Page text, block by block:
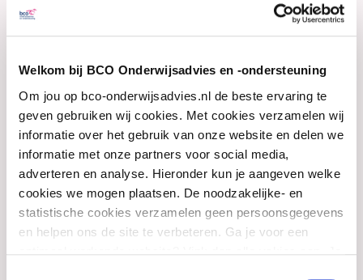
Welkom bij BCO Onderwijsadvies en -ondersteuning
Om jou op bco-onderwijsadvies.nl de beste ervaring te
geven gebruiken wij cookies. Met cookies verzamelen wij
informatie over het gebruik van onze website en delen we
informatie met onze partners voor social media,
adverteren en analyse. Hieronder kun je aangeven welke
cookies we mogen plaatsen. De noodzakelijke- en
statistische cookies verzamelen geen persoonsgegevens
en helpen ons de site te verbeteren. Ga je voor een
Na het afronden van mijn opleiding tot
leerkracht basisonderwijs heb ik werkervaring
opgedaan binnen het primair onderwijs.
Tegelijkertijd ben ik iemand die altijd wil leren
en mezelf wil ontwikkelen, vandaar mijn keuze
voor een andere uitdaging: de opleiding
Pedagogische Wetenschappen met de
specialisatie leren en ontwikkeling. Na het
behalen van mijn diploma ben ik aan de slag